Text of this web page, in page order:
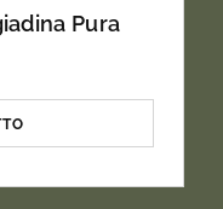
Pura